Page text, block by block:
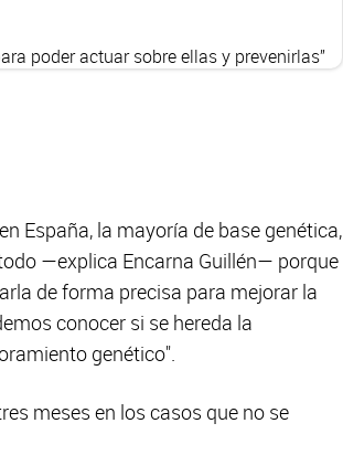
poder actuar sobre ellas y prevenirlas”
España, la mayoría de base genética,
—explica Encarna Guillén— porque
de forma precisa para mejorar la
conocer si se hereda la
genético".
meses en los casos que no se